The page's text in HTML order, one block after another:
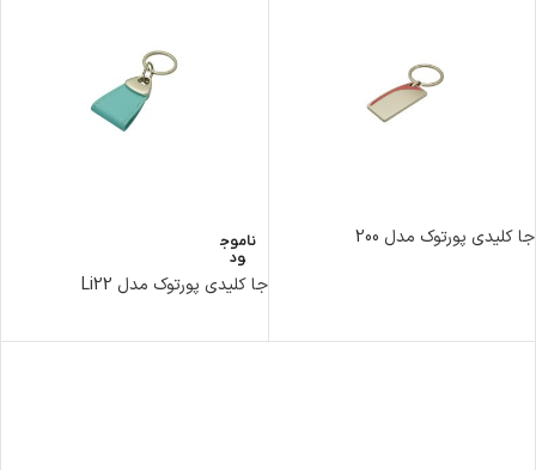
جا کلیدی پورتوک مدل 200
ناموج
ود
جا کلیدی پورتوک مدل Li22